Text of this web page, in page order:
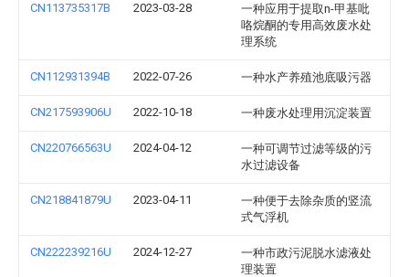
CN113735317B 2023-03-28
一种应用于提取n-甲基吡
咯烷酮的专用高效废水处
理系统
CN112931394B 2022-07-26 一种水产养殖池底吸污器
CN217593906U 2022-10-18 一种废水处理用沉淀装置
CN220766563U 2024-04-12
一种可调节过滤等级的污
水过滤设备
CN218841879U 2023-04-11
一种便于去除杂质的竖流
式气浮机
CN222239216U 2024-12-27
一种市政污泥脱水滤液处
理装置